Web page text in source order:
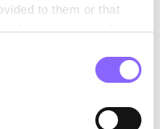
to them or that
from your use of their
Sie bildet
dass erst eine
des
ermöglicht. Denn ein
kostet